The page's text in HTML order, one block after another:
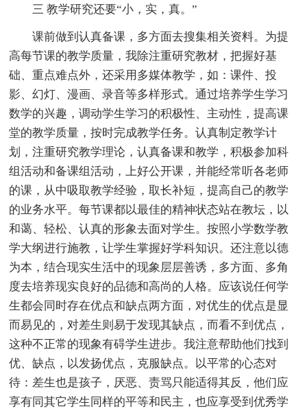
三 教学研究还要“小，实，真。”
课前做到认真备课，多方面去搜集相关资料。为提
高每节课的教学质量，我除注重研究教材，把握好基
础、重点难点外，还采用多媒体教学，如：课件、投
影、幻灯、漫画、录音等多样形式。通过培养学生学习
数学的兴趣，调动学生学习的积极性、主动性，提高课
堂的教学质量，按时完成教学任务。认真制定教学计
划，注重研究教学理论，认真备课和教学，积极参加科
组活动和备课组活动，上好公开课，并能经常听各老师
的课，从中吸取教学经验，取长补短，提高自己的教学
的业务水平。每节课都以最佳的精神状态站在教坛，以
和蔼、轻松、认真的形象去面对学生。按照小学数学教
学大纲进行施教，让学生掌握好学科知识。还注意以德
为本，结合现实生活中的现象层层善诱，多方面、多角
度去培养现实良好的品德和高尚的人格。应该说任何学
生都会同时存在优点和缺点两方面，对优生的优点是显
而易见的，对差生则易于发现其缺点，而看不到优点，
这种不正常的现象有碍学生进步。我注意帮助他们找到
优、缺点，以发扬优点，克服缺点。以平常的心态对
待：差生也是孩子，厌恶、责骂只能适得其反，他们应
享有同其它学生同样的平等和民主，也应享受到优秀学